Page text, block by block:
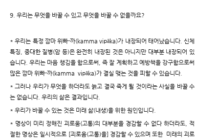
9. 우리는 무엇을 바꿀 수 있고 무엇을 바꿀 수 없을까요?
* 우리는 특정 깜마 위빠-까(kamma vipāka)가 내장되어 태어났습니다. 신체
특징, 중대한 질병(암 등)은 완전히 내장된 것은 아니지만 대부분 내장되어 있
습니다. 우리는 마음 챙김을 함으로써, 즉 잘 계획하고 예방책을 강구함으로써
많은 깜마 위빠-까(kamma vipāka)가 결실 맺는 것을 피할 수 있습니다.
* 그러나 우리가 무엇을 하더라도 늙고 결국 죽게 될 것이라는 사실을 바꿀 수
는 없습니다. 우리의 삶은 결과입니다.
* 우리가 바꿀 수 있는 것은 미래 삶(내생)을 위한 원인입니다.
* 명상이 미리 정해진 괴로움(고통)의 대부분을 경감할 수 없다 하더라도, 적
절한 명상은 일시적으로 [괴로움(고통)을] 경감할 수 있으며 또한 미래의 괴로